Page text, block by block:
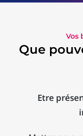
Vos
Que
Etre